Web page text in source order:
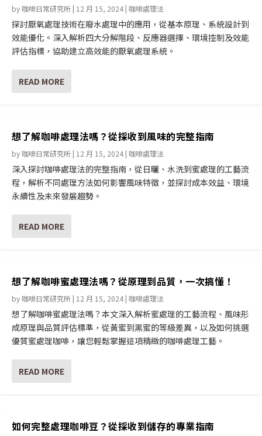
by咖啡日常研究所 | 12 月 15, 2024 | 咖啡處理法
探討厭氧處理技術在廢水處理中的應用，從基本原理、系統設計到
效能優化。深入解析四大分解階段、反應器選擇、環境控制及效能
評估指標，協助建立高效能的厭氧處理系統。
READ MORE
想了解咖啡處理法嗎？從採收到風味的完整指南
by咖啡日常研究所 | 12 月 15, 2024 | 咖啡處理法
深入探討咖啡處理法的完整指南，從日曬、水洗到蜜處理的工藝流
程，解析不同處理方法如何影響風味特徵，並探討成本效益、環境
永續性及未來發展趨勢。
READ MORE
想了解咖啡蜜處理法嗎？從原理到品質，一次搞懂！
by咖啡日常研究所 | 12 月 15, 2024 | 咖啡處理法
想了解咖啡蜜處理法嗎？本文深入解析蜜處理的工藝流程、風味形
成原理與品質評估標準，從黃蜜到黑蜜的等級差異，以及如何挑選
優質蜜處理咖啡，讓您輕鬆掌握這項精緻的咖啡處理工藝。
READ MORE
如何完整處理咖啡豆？從採收到儲存的專業指南